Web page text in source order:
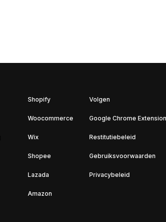
Shopify
Woocommerce
Wix
Shopee
Lazada
Amazon
Volgen
Google Chrome Extension
Restitutiebeleid
Gebruiksvoorwaarden
Privacybeleid